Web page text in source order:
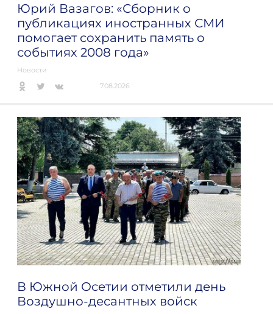
Юрий Вазагов: «Сборник о
публикациях иностранных СМИ
помогает сохранить память о
событиях 2008 года»
Новости
7.08.2026
В Южной Осетии отметили день
Воздушно-десантных войск